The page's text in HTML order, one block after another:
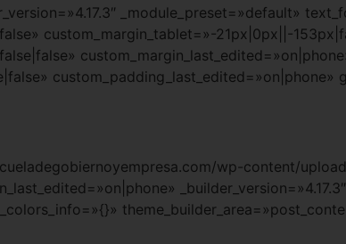
_module_preset=»default»
custom_margin_tablet=»-21px|0px||-
custom_padding_last_edited=»on|phone»
wp-content/